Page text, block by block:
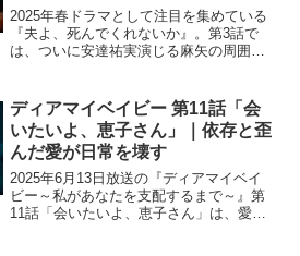
2025年春ドラマとして注目を集めている
『夫よ、死んでくれないか』。第3話で
は、ついに安達祐実演じる麻矢の周囲
ついた「夫婦円満」の嘘――その言葉が
きっかけで、事態は...
ディアマイベイビー 第11話「会
いたいよ、恵子さん」｜依存と歪
んだ愛が日常を壊す
2025年6月13日放送の『ディアマイベイ
ビー～私があなたを支配するまで～』第
11話「会いたいよ、恵子さん」は、愛と